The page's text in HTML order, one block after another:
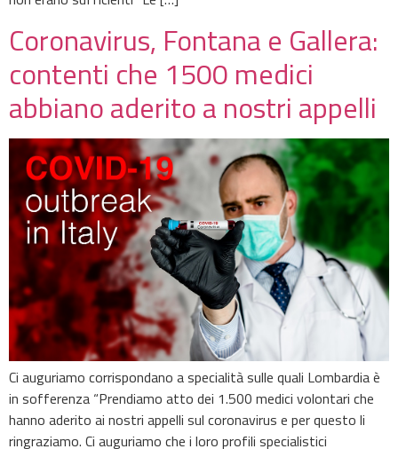
Coronavirus, Fontana e Gallera:
contenti che 1500 medici
abbiano aderito a nostri appelli
Ci auguriamo corrispondano a specialità sulle quali Lombardia è
in sofferenza “Prendiamo atto dei 1.500 medici volontari che
hanno aderito ai nostri appelli sul coronavirus e per questo li
ringraziamo. Ci auguriamo che i loro profili specialistici